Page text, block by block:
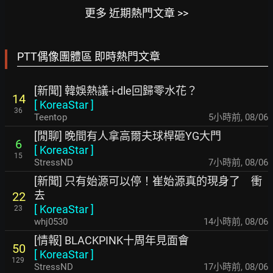
更多 近期熱門文章 >>
PTT偶像團體區 即時熱門文章
14
36
[新聞] 韓娛熱議-i-dle回歸零水花？
[ KoreaStar]
Teentop 5小時前, 08/06
6
15
[閒聊] 晚間有人拿高爾夫球桿砸YG大門
[ KoreaStar]
StressND 7小時前, 08/06
22
23
[新聞] 只有始源可以停！崔始源真的現身了 衝
去
[ KoreaStar]
whj0530 14小時前, 08/06
50
129
[情報] BLACKPINK十周年見面會
[ KoreaStar]
StressND 17小時前, 08/06